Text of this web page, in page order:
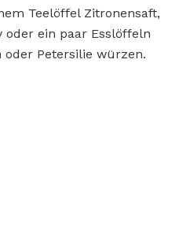
Teelöffel Zitronensaft,
oder ein paar Esslöffeln
Petersilie würzen.